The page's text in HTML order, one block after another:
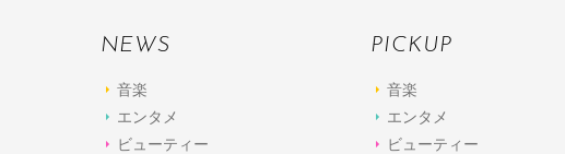
NEWS
音楽
エンタメ
ビューティー
PICKUP
音楽
エンタメ
ビューティー